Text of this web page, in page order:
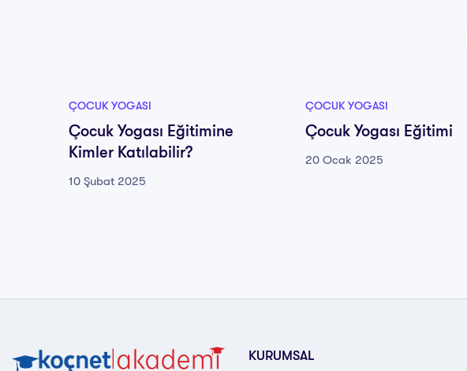
ÇOCUK YOGASI
Çocuk Yogası Eğitimine
Kimler Katılabilir?
10 Şubat 2025
ÇOCUK YOGASI
Çocuk Yogası Eğitimi
20 Ocak 2025
KURUMSAL